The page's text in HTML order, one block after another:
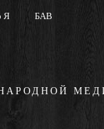
Я БАВ